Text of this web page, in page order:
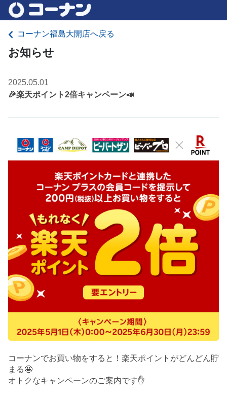
コーナン福島大開店へ戻る
お知らせ
2025.05.01
🎉楽天ポイント2倍キャンペーン📣
コーナンでお買い物をすると！楽天ポイントがどんどん貯
まる🤩
オトクなキャンペーンのご案内です✋